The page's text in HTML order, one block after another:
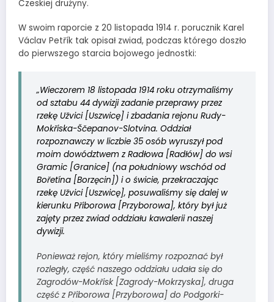
Czeskiej drużyny.
W swoim raporcie z 20 listopada 1914 r. porucznik Karel
Václav Petřík tak opisał zwiad, podczas którego doszło
do pierwszego starcia bojowego jednostki:
„Wieczorem 18 listopada 1914 roku otrzymaliśmy
od sztabu 44 dywizji zadanie przeprawy przez
rzekę Užvici [Uszwicę] i zbadania rejonu Rudy-
Mokřiska-Ščepanov-Slotvina. Oddział
rozpoznawczy w liczbie 35 osób wyruszył pod
moim dowództwem z Radłowa [Radłów] do wsi
Gramic [Granice] (na południowy wschód od
Bořetína [Borzęcin]) i o świcie, przekraczając
rzekę Užvici [Uszwicę], posuwaliśmy się dalej w
kierunku Přiborowa [Przyborowa], który był już
zajęty przez zwiad oddziału kawalerii naszej
dywizji.
Ponieważ rejon, który mieliśmy rozpoznać był
rozległy, część naszego oddziału udała się do
Zagrodów-Mokřisk [Zagrody-Mokrzyska], druga
część z Přiborowa [Przyborowa] do Podgorki-